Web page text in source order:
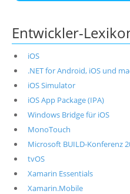
Entwickler-
iOS
.NET for Android, iOS und
iOS Simulator
iOS App Package (IPA)
Windows Bridge für iOS
MonoTouch
Microsoft BUILD-Konferenz
tvOS
Xamarin Essentials
Xamarin.Mobile